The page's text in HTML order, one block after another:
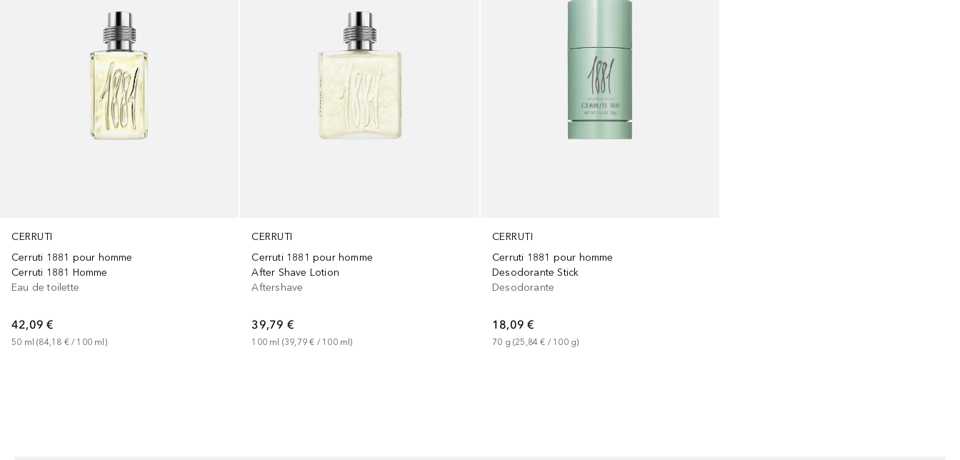
CERRUTI
Cerruti 1881 pour homme
Cerruti 1881 Homme
Eau de toilette
42,09 €
50 ml (84,18 € / 100 ml)
CERRUTI
Cerruti 1881 pour homme
After Shave Lotion
Aftershave
39,79 €
100 ml (39,79 € / 100 ml)
CERRUTI
Cerruti 1881 pour homme
Desodorante Stick
Desodorante
18,09 €
70 g (25,84 € / 100 g)